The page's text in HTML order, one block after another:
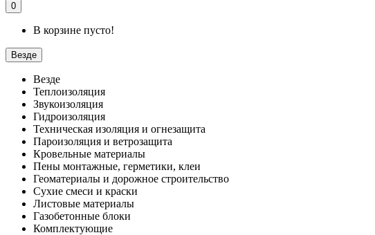
0
В корзине пусто!
Везде
Везде
Теплоизоляция
Звукоизоляция
Гидроизоляция
Техническая изоляция и огнезащита
Пароизоляция и ветрозащита
Кровельные материалы
Пены монтажные, герметики, клеи
Геоматериалы и дорожное строительство
Сухие смеси и краски
Листовые материалы
Газобетонные блоки
Комплектующие